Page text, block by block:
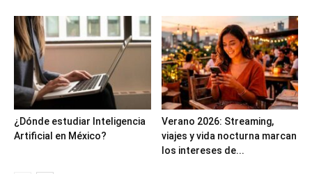
¿Dónde estudiar Inteligencia
Artificial en México?
Verano 2026: Streaming,
viajes y vida nocturna marcan
los intereses de...